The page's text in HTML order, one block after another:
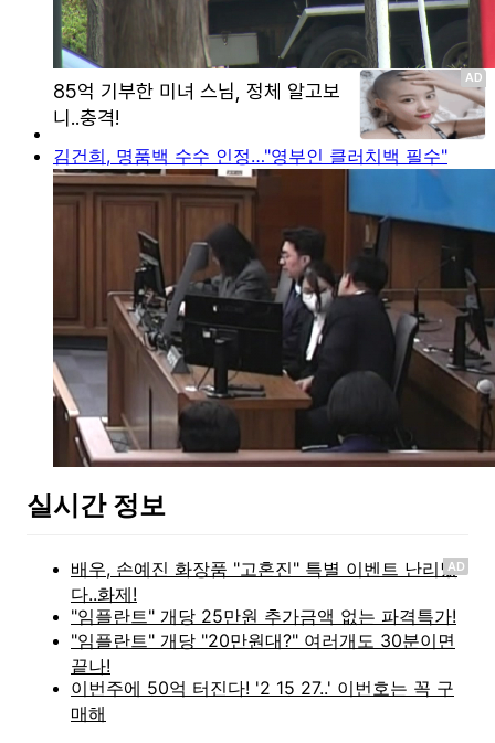
김건희, 명품백 수수 인정…"영부인 클러치백 필수"
실시간 정보
AD